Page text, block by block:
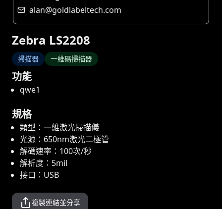
Zebra LS2208
掃描器 一維碼掃描器
功能
qwe1
規格
類型：一維激光掃描儀
光源：650nm激光二極管
解碼速率：100次/秒
解析度：5mil
接口：USB
複製連結並分享
alan@goldlabeltech.com